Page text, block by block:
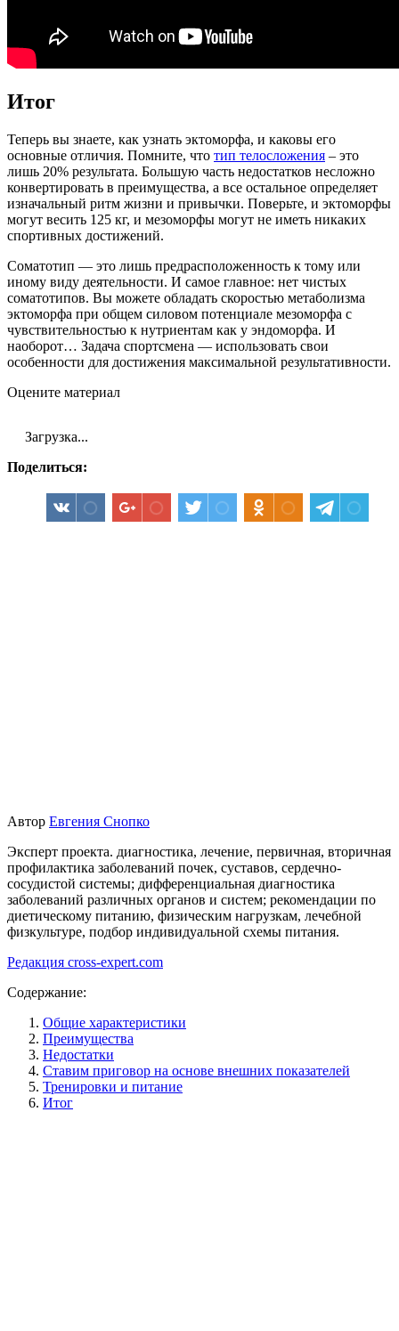
Итог
Теперь вы знаете, как узнать эктоморфа, и каковы его
основные отличия. Помните, что тип телосложения – это
лишь 20% результата. Большую часть недостатков несложно
конвертировать в преимущества, а все остальное определяет
изначальный ритм жизни и привычки. Поверьте, и эктоморфы
могут весить 125 кг, и мезоморфы могут не иметь никаких
спортивных достижений.
Соматотип — это лишь предрасположенность к тому или
иному виду деятельности. И самое главное: нет чистых
соматотипов. Вы можете обладать скоростью метаболизма
эктоморфа при общем силовом потенциале мезоморфа с
чувствительностью к нутриентам как у эндоморфа. И
наоборот… Задача спортсмена — использовать свои
особенности для достижения максимальной результативности.
Оцените материал
Загрузка...
Поделиться:
Автор Евгения Снопко
Эксперт проекта. диагностика, лечение, первичная, вторичная
профилактика заболеваний почек, суставов, сердечно-
сосудистой системы; дифференциальная диагностика
заболеваний различных органов и систем; рекомендации по
диетическому питанию, физическим нагрузкам, лечебной
физкультуре, подбор индивидуальной схемы питания.
Редакция cross-expert.com
Содержание:
Общие характеристики
Преимущества
Недостатки
Ставим приговор на основе внешних показателей
Тренировки и питание
Итог